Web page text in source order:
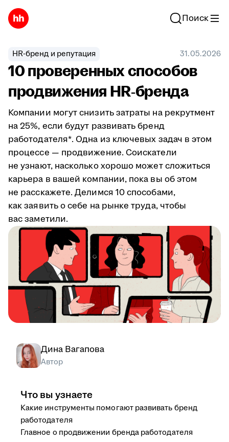
Поиск
HR-бренд и репутация 31.05.2026
10 проверенных способов
продвижения HR‑бренда
Компании могут снизить затраты на рекрутмент
на 25%, если будут развивать бренд
работодателя*. Одна из ключевых задач в этом
процессе — продвижение. Соискатели
не узнают, насколько хорошо может сложиться
карьера в вашей компании, пока вы об этом
не расскажете. Делимся 10 способами,
как заявить о себе на рынке труда, чтобы
вас заметили.
Дина Вагапова
Автор
Что вы узнаете
Какие инструменты помогают развивать бренд
работодателя
Главное о продвижении бренда работодателя